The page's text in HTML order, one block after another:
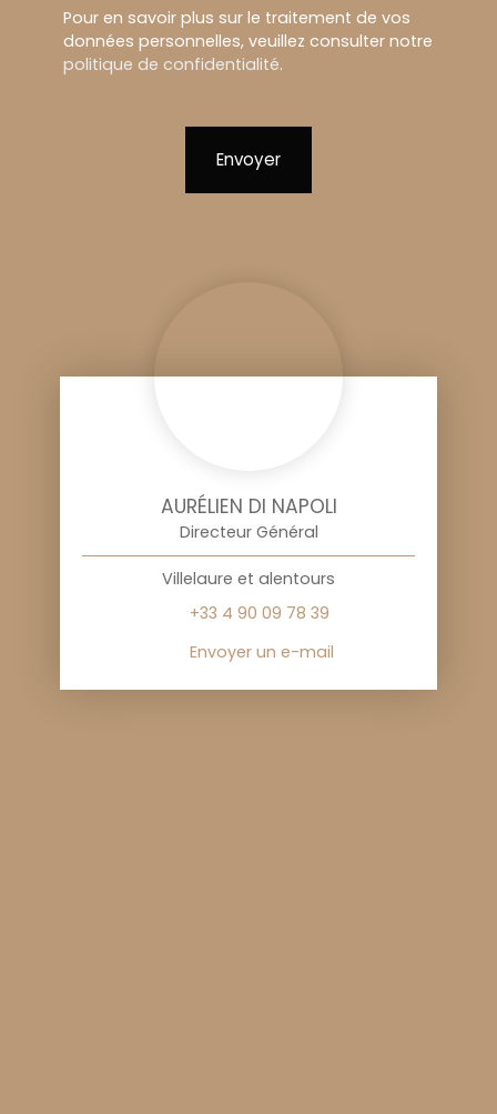
Pour en savoir plus sur le traitement de vos
données personnelles, veuillez consulter notre
politique de confidentialité.
Envoyer
AURÉLIEN DI NAPOLI
Directeur Général
Villelaure et alentours
+33 4 90 09 78 39
Envoyer un e-mail